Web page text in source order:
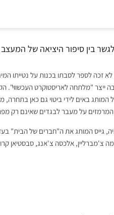
בין סיפור היציאה של
זכה לספר לסבתו בכנות על נטייתו
ייצר "מלתחה לאריסטוקרט העכשווי".
המותג באים לידי ביטוי גם כאן
המרמזים על מעבר לבגדים שאינם רק
גייס המותג את ה"חברים של הבית"
צ'מברליין, אלכסה צ'אנג, סבסטיאן